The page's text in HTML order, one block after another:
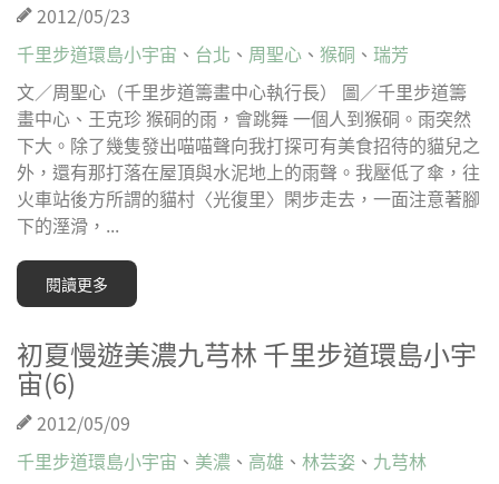
2012/05/23
千里步道環島小宇宙 、 台北 、 周聖心 、 猴硐 、 瑞芳
文／周聖心（千里步道籌畫中心執行長） 圖／千里步道籌
畫中心、王克珍 猴硐的雨，會跳舞 一個人到猴硐。雨突然
下大。除了幾隻發出喵喵聲向我打探可有美食招待的貓兒之
外，還有那打落在屋頂與水泥地上的雨聲。我壓低了傘，往
火車站後方所謂的貓村〈光復里〉閑步走去，一面注意著腳
下的溼滑，...
閱讀更多
初夏慢遊美濃九芎林 千里步道環島小宇
宙(6)
2012/05/09
千里步道環島小宇宙 、 美濃 、 高雄 、 林芸姿 、 九芎林